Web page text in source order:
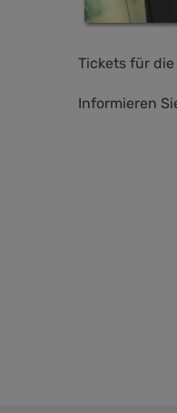
Tickets für
Informieren